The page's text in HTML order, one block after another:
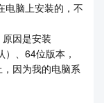
电脑上安装的，不
因是安装
、64位版本，
因为我的电脑系